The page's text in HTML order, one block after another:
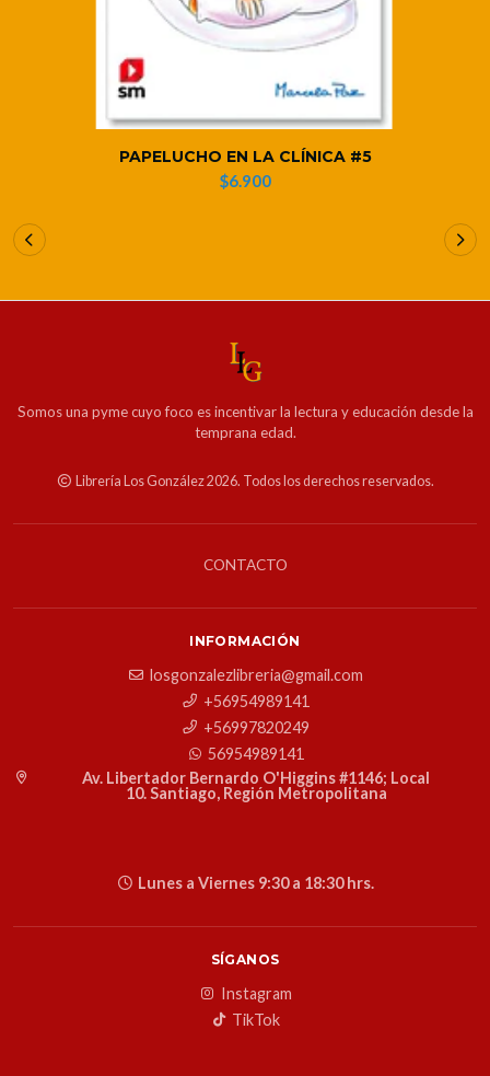
PAPELUCHO EN LA CLÍNICA #5
$6.900
Somos una pyme cuyo foco es incentivar la lectura y educación desde la
temprana edad.
Librería Los González 2026. Todos los derechos reservados.
CONTACTO
INFORMACIÓN
losgonzalezlibreria@gmail.com
+56954989141
+56997820249
56954989141
Av. Libertador Bernardo O'Higgins #1146; Local
10. Santiago, Región Metropolitana
Lunes a Viernes 9:30 a 18:30 hrs.
SÍGANOS
Instagram
TikTok